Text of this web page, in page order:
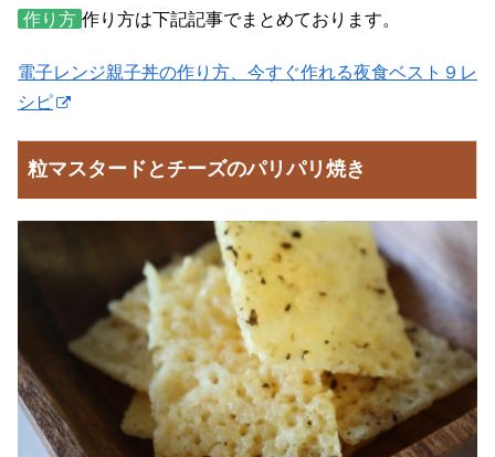
作り方 作り方は下記記事でまとめております。
電子レンジ親子丼の作り方、今すぐ作れる夜食ベスト９レ
シピ
粒マスタードとチーズのパリパリ焼き